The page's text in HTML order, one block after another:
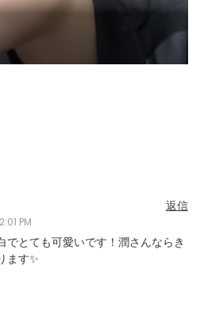
PM
返信
でとても可愛いです！潤さんならき
ます✨